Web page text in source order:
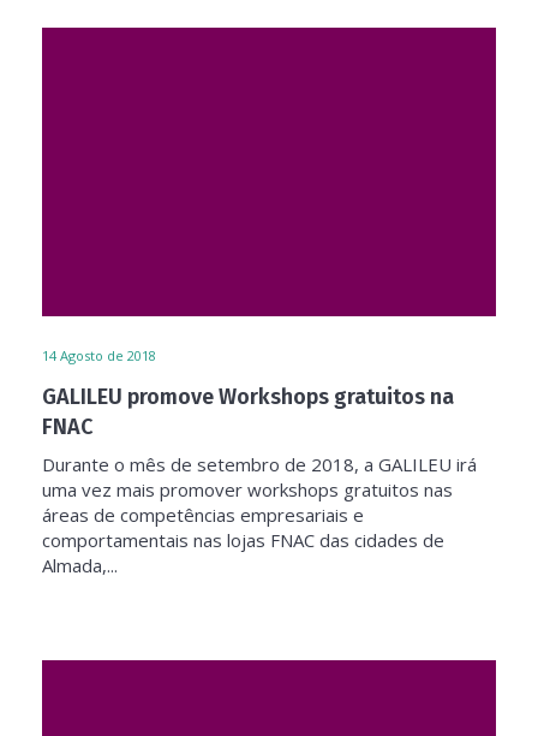
14 Agosto de 2018
GALILEU promove Workshops gratuitos na
FNAC
Durante o mês de setembro de 2018, a GALILEU irá
uma vez mais promover workshops gratuitos nas
áreas de competências empresariais e
comportamentais nas lojas FNAC das cidades de
Almada,...